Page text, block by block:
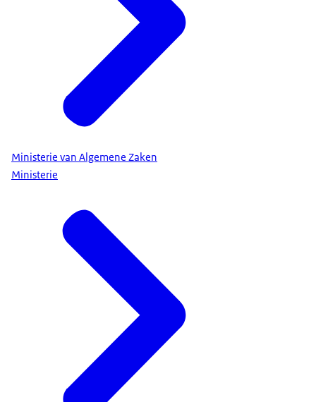
Ministerie van Algemene Zaken
Ministerie